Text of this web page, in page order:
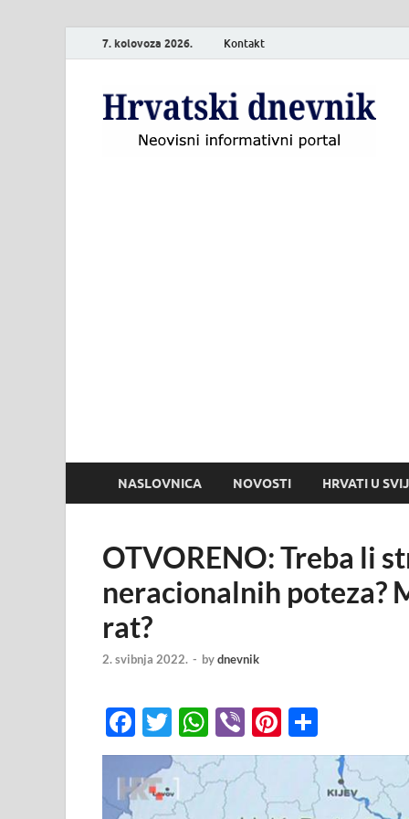
7. kolovoza 2026. Kontakt
NASLOVNICA NOVOSTI HRVATI U
OTVORENO: Treba li
neracionalnih poteza?
rat?
2. svibnja 2022. - bydnevnik
F
ac
e
b
T
w
itt
er
W
h
at
Vi
b
er
Pi
nt
es
h
ar
e